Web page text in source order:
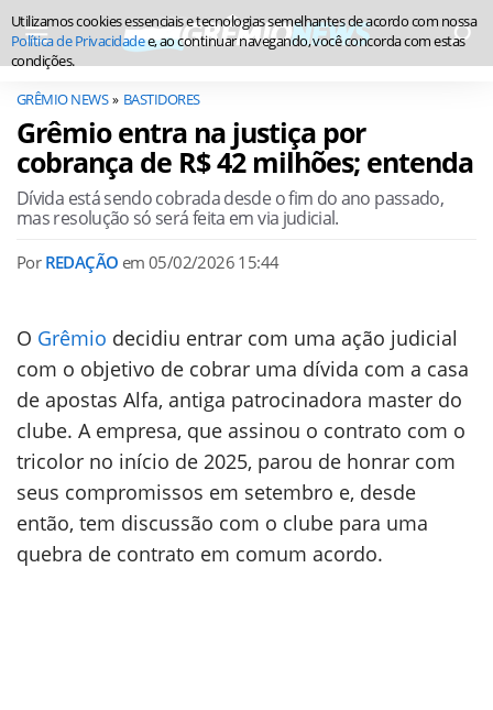
GRÊMIO NEWS BASTIDORES
Grêmio entra na justiça por
cobrança de R$ 42 milhões; entenda
Dívida está sendo cobrada desde o fim do ano passado,
mas resolução só será feita em via judicial.
Por REDAÇÃO em05/02/2026 15:44
O Grêmio decidiu entrar com uma ação judicial
com o objetivo de cobrar uma dívida com a casa
de apostas Alfa, antiga patrocinadora master do
clube. A empresa, que assinou o contrato com o
tricolor no início de 2025, parou de honrar com
seus compromissos em setembro e, desde
então, tem discussão com o clube para uma
quebra de contrato em comum acordo.
Utilizamos cookies essenciais e tecnologias semelhantes de acordo com nossa
Política de Privacidadee, ao continuar navegando, você concorda com estas
condições.